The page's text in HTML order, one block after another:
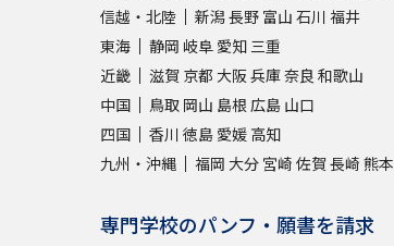
信越・北陸
新潟長野 富山 石川 福井
東海
静岡 岐阜 愛知 三重
近畿
滋賀 京都 大阪兵庫奈良 和歌山
中国
鳥取 岡山 島根 広島 山口
四国
香川 徳島 愛媛 高知
九州・沖縄
福岡 大分 宮崎 佐賀 長崎 熊本
専門学校のパンフ・願書を請求